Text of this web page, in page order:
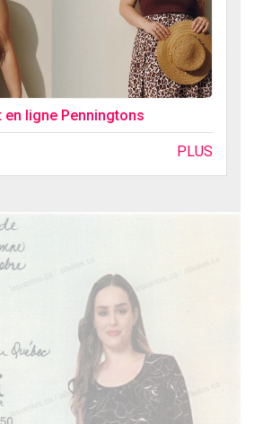
en ligne Penningtons
PLUS